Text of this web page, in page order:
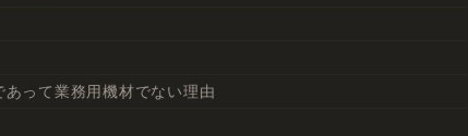
って業務用機材でない理由